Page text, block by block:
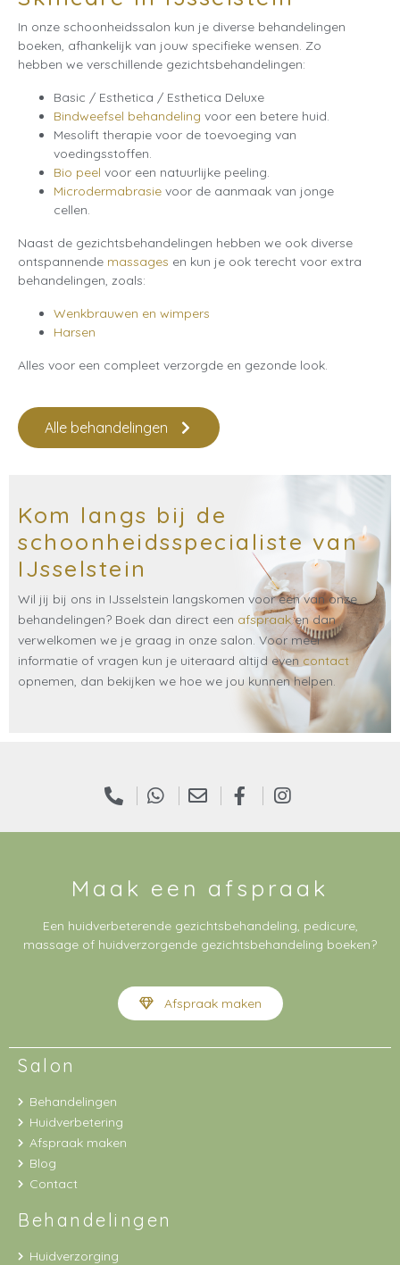
In onze schoonheidssalon kun je diverse behandelingen
boeken, afhankelijk van jouw specifieke wensen. Zo
hebben we verschillende gezichtsbehandelingen:
Basic / Esthetica / Esthetica Deluxe
Bindweefsel behandeling voor een betere huid.
Mesolift therapie voor de toevoeging van
voedingsstoffen.
Bio peel voor een natuurlijke peeling.
Microdermabrasie voor de aanmaak van jonge
cellen.
Naast de gezichtsbehandelingen hebben we ook diverse
ontspannende massages en kun je ook terecht voor extra
behandelingen, zoals:
Wenkbrauwen en wimpers
Harsen
Alles voor een compleet verzorgde en gezonde look.
Alle behandelingen
Kom langs bij de
schoonheidsspecialiste van
IJsselstein​
Wil jij bij ons in IJsselstein langskomen voor een van onze
behandelingen? Boek dan direct een afspraaken dan
verwelkomen we je graag in onze salon. Voor meer
informatie of vragen kun je uiteraard altijd even contact
opnemen, dan bekijken we hoe we jou kunnen helpen.
Maak een afspraak
Een huidverbeterende gezichtsbehandeling, pedicure,
massage of huidverzorgende gezichtsbehandeling boeken?
Afspraak maken
Salon
Behandelingen
Huidverbetering
Afspraak maken
Blog
Contact
Behandelingen
Huidverzorging